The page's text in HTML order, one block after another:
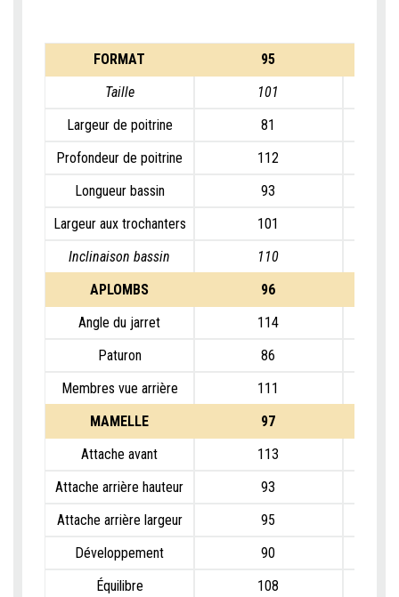
FORMAT
95
Taille
101
Largeur de poitrine
81
Profondeur de poitrine
112
Longueur bassin
93
Largeur aux trochanters
101
Inclinaison bassin
110
APLOMBS
96
Angle du jarret
114
Paturon
86
Membres vue arrière
111
MAMELLE
97
Attache avant
113
Attache arrière hauteur
93
Attache arrière largeur
95
Développement
90
Équilibre
108